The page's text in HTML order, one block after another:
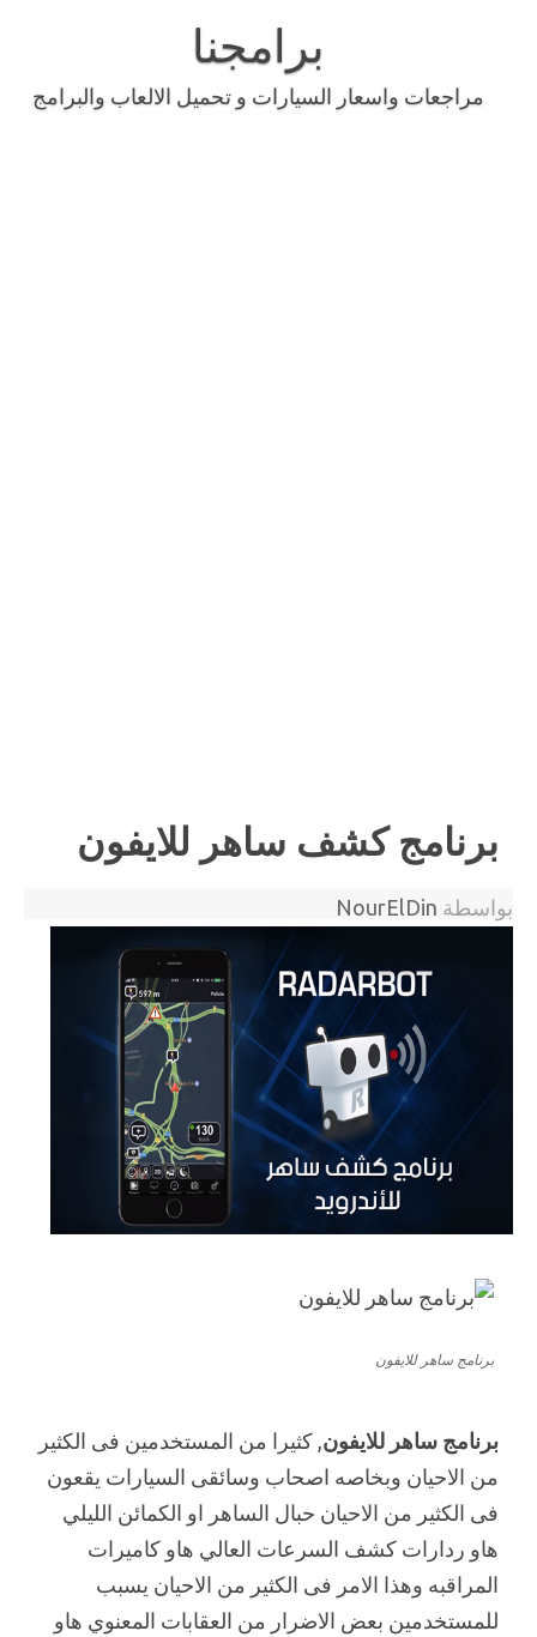
برامجنا
مراجعات واسعار السيارات و تحميل الالعاب والبرامج
برنامج كشف ساهر للايفون
بواسطة NourElDin
برنامج ساهر للايفون
برنامج ساهر للايفون, كثيرا من المستخدمين فى الكثير
من الاحيان وبخاصه اصحاب وسائقى السيارات يقعون
فى الكثير من الاحيان حبال الساهر او الكمائن الليلي
هاو ردارات كشف السرعات العالي هاو كاميرات
المراقبه وهذا الامر فى الكثير من الاحيان يسبب
للمستخدمين بعض الاضرار من العقابات المعنوي هاو